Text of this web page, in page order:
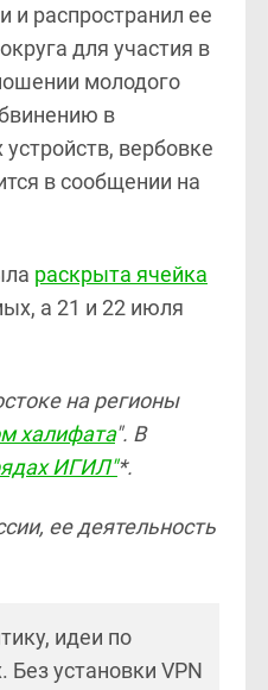
и распространил ее
для участия в
молодого
в
вербовке
в сообщении на
раскрыта ячейка
а 21 и 22 июля
на регионы
халифата". В
ИГИЛ"*.
ее деятельность
идеи по
Без установки VPN